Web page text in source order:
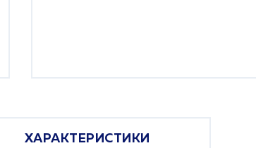
ХАРАКТЕРИСТИКИ